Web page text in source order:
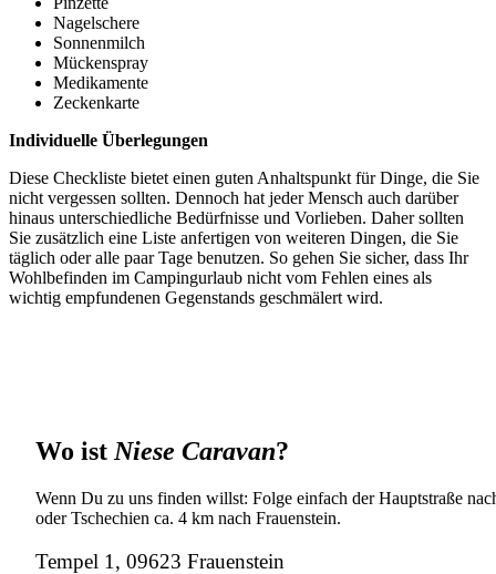
Nagelschere
Sonnenmilch
Mückenspray
Medikamente
Zeckenkarte
Individuelle Überlegungen
Diese Checkliste bietet einen guten Anhaltspunkt für Dinge, die Sie
nicht vergessen sollten. Dennoch hat jeder Mensch auch darüber
hinaus unterschiedliche Bedürfnisse und Vorlieben. Daher sollten
Sie zusätzlich eine Liste anfertigen von weiteren Dingen, die Sie
täglich oder alle paar Tage benutzen. So gehen Sie sicher, dass Ihr
Wohlbefinden im Campingurlaub nicht vom Fehlen eines als
wichtig empfundenen Gegenstands geschmälert wird.
Wo ist Niese Caravan?
Wenn Du zu uns finden willst: Folge einfach der Hauptstraße
oder Tschechien ca. 4 km nach Frauenstein.
Tempel 1, 09623 Frauenstein